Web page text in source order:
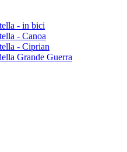
- in bici
- Canoa
- Ciprian
Grande Guerra